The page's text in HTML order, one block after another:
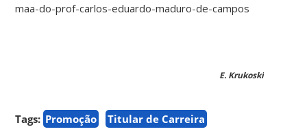
maa-do-prof-carlos-eduardo-maduro-de-campos
E. Krukoski
Tags: Promoção Titular de Carreira